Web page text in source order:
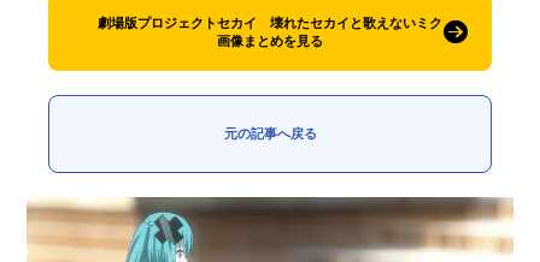
FOLLOW US
劇場版プロジェクトセカイ 壊れたセカイと歌えないミク
画像まとめを見る
元の記事へ戻る